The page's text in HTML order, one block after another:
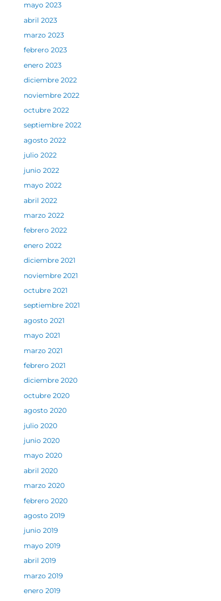
mayo 2023
abril 2023
marzo 2023
febrero 2023
enero 2023
diciembre 2022
noviembre 2022
octubre 2022
septiembre 2022
agosto 2022
julio 2022
junio 2022
mayo 2022
abril 2022
marzo 2022
febrero 2022
enero 2022
diciembre 2021
noviembre 2021
octubre 2021
septiembre 2021
agosto 2021
mayo 2021
marzo 2021
febrero 2021
diciembre 2020
octubre 2020
agosto 2020
julio 2020
junio 2020
mayo 2020
abril 2020
marzo 2020
febrero 2020
agosto 2019
junio 2019
mayo 2019
abril 2019
marzo 2019
enero 2019